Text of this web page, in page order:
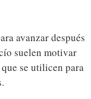
avanzar después
suelen motivar
se utilicen para